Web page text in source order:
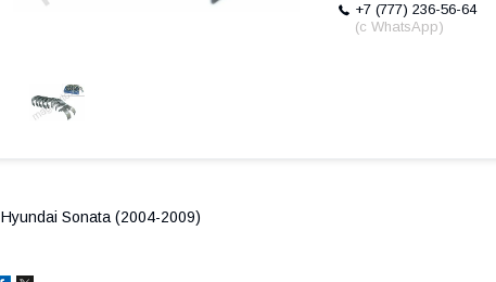
+7 (777) 236-56-64
(с WhatsApp)
Hyundai Sonata (2004-2009)